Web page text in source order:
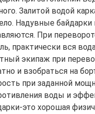
Залитой водой
Надувные байдарки
При
практически вся
экипаж при
и взобраться на
при заданной
воды и
это хорошая